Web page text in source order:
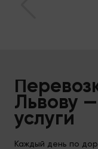
Львову
услуги
Каждый день по